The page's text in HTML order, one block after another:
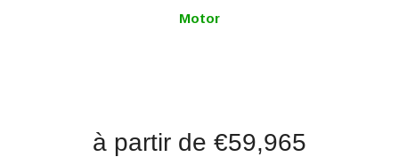
Motor
à partir de €59,965